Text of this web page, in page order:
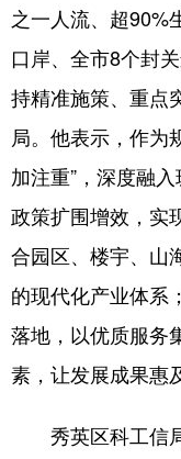
之一人流、超90%
口岸、全市8个封
持精准施策、重点
局。他表示，作为
加注重”，深度融
政策扩围增效，实
合园区、楼宇、山
的现代化产业体系
落地，以优质服务
素，让发展成果惠
秀英区科工信局